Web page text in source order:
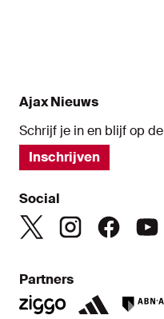
Ajax Nieuws
Schrijf je in en blijf op
Inschrijven
Social
Partners